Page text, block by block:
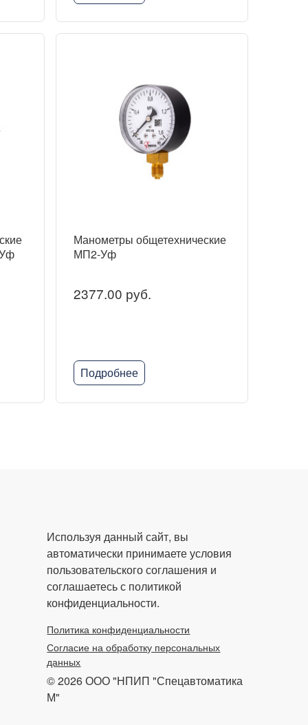
Манометры общетехнические
МП2-Уф
2377.00 руб.
Подробнее
Используя данный сайт, вы
автоматически принимаете условия
пользовательского соглашения и
соглашаетесь с политикой
конфиденциальности.
Политика конфиденциальности
Согласие на обработку персональных
данных
© 2026 ООО "НПИП "Спецавтоматика
М"